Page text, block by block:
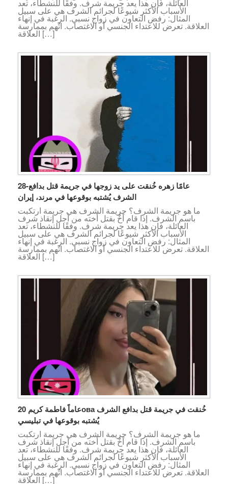
العائلة، فإن هذا يعد جريمة شرف. وفقًا للنشطاء، تعد
الأسباب الأكثر شيوعًا لجرائم الشرف هي على سبيل
المثال: رفض التعاون في زواج نسبي. الرغبة في إنهاء
العلاقة. تعرض للاعتداء الجنسي أو الاغتصاب. اتُهم بممارسة
العلاقة […]
28-عامًا زهره خُنقت على يد زوجها في جريمة قتل بدافع
الشرف يُشتبه بوقوعها في مرند، إيران
ما هو جريمة الشرف؟ جريمة الشرف هي جريمة ارتكبت
باسم الشرف. إذا قام أخٌ بقتل أخته من أجل إنقاذ شرف
العائلة، فإن هذا يعد جريمة شرف. وفقًا للنشطاء، تعد
الأسباب الأكثر شيوعًا لجرائم الشرف هي على سبيل
المثال: رفض التعاون في زواج نسبي. الرغبة في إنهاء
العلاقة. تعرض للاعتداء الجنسي أو الاغتصاب. اتُهم بممارسة
العلاقة […]
20 عاماً فاطمة كريمова خُنقت في جريمة قتل بدافع الشرف
يُشتبه بوقوعها في تبليسي
ما هو جريمة الشرف؟ جريمة الشرف هي جريمة ارتكبت
باسم الشرف. إذا قام أخٌ بقتل أخته من أجل إنقاذ شرف
العائلة، فإن هذا يعد جريمة شرف. وفقًا للنشطاء، تعد
الأسباب الأكثر شيوعًا لجرائم الشرف هي على سبيل
المثال: رفض التعاون في زواج نسبي. الرغبة في إنهاء
العلاقة. تعرض للاعتداء الجنسي أو الاغتصاب. اتُهم بممارسة
العلاقة […]